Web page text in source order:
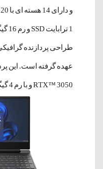
RTX™ 3050 و با رم 4 گیگابایت است.